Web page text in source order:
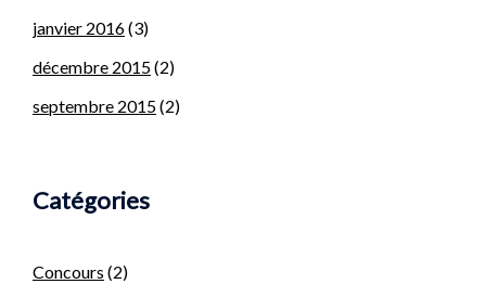
janvier 2016(3)
décembre 2015(2)
septembre 2015(2)
Catégories
Concours (2)